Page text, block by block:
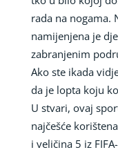
rada na nogama.
namijenjena je
zabranjenim
Ako ste ikada
da je lopta koju
U stvari, ovaj
najčešće
i veličina 5 iz